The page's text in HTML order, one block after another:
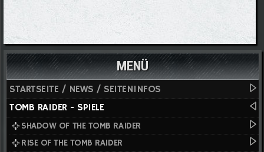
MENÜ
STARTSEITE / NEWS / SEITENINFOS
TOMB RAIDER - SPIELE
SHADOW OF THE TOMB RAIDER
RISE OF THE TOMB RAIDER